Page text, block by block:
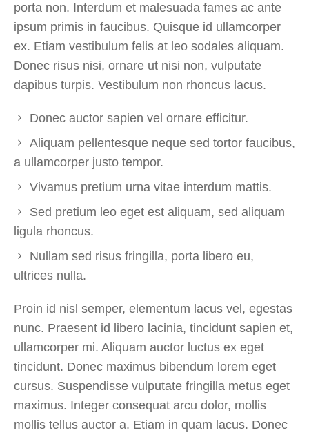
porta non. Interdum et malesuada fames ac ante
ipsum primis in faucibus. Quisque id ullamcorper
ex. Etiam vestibulum felis at leo sodales aliquam.
Donec risus nisi, ornare ut nisi non, vulputate
dapibus turpis. Vestibulum non rhoncus lacus.
Donec auctor sapien vel ornare efficitur.
Aliquam pellentesque neque sed tortor faucibus,
a ullamcorper justo tempor.
Vivamus pretium urna vitae interdum mattis.
Sed pretium leo eget est aliquam, sed aliquam
ligula rhoncus.
Nullam sed risus fringilla, porta libero eu,
ultrices nulla.
Proin id nisl semper, elementum lacus vel, egestas
nunc. Praesent id libero lacinia, tincidunt sapien et,
ullamcorper mi. Aliquam auctor luctus ex eget
tincidunt. Donec maximus bibendum lorem eget
cursus. Suspendisse vulputate fringilla metus eget
maximus. Integer consequat arcu dolor, mollis
mollis tellus auctor a. Etiam in quam lacus. Donec